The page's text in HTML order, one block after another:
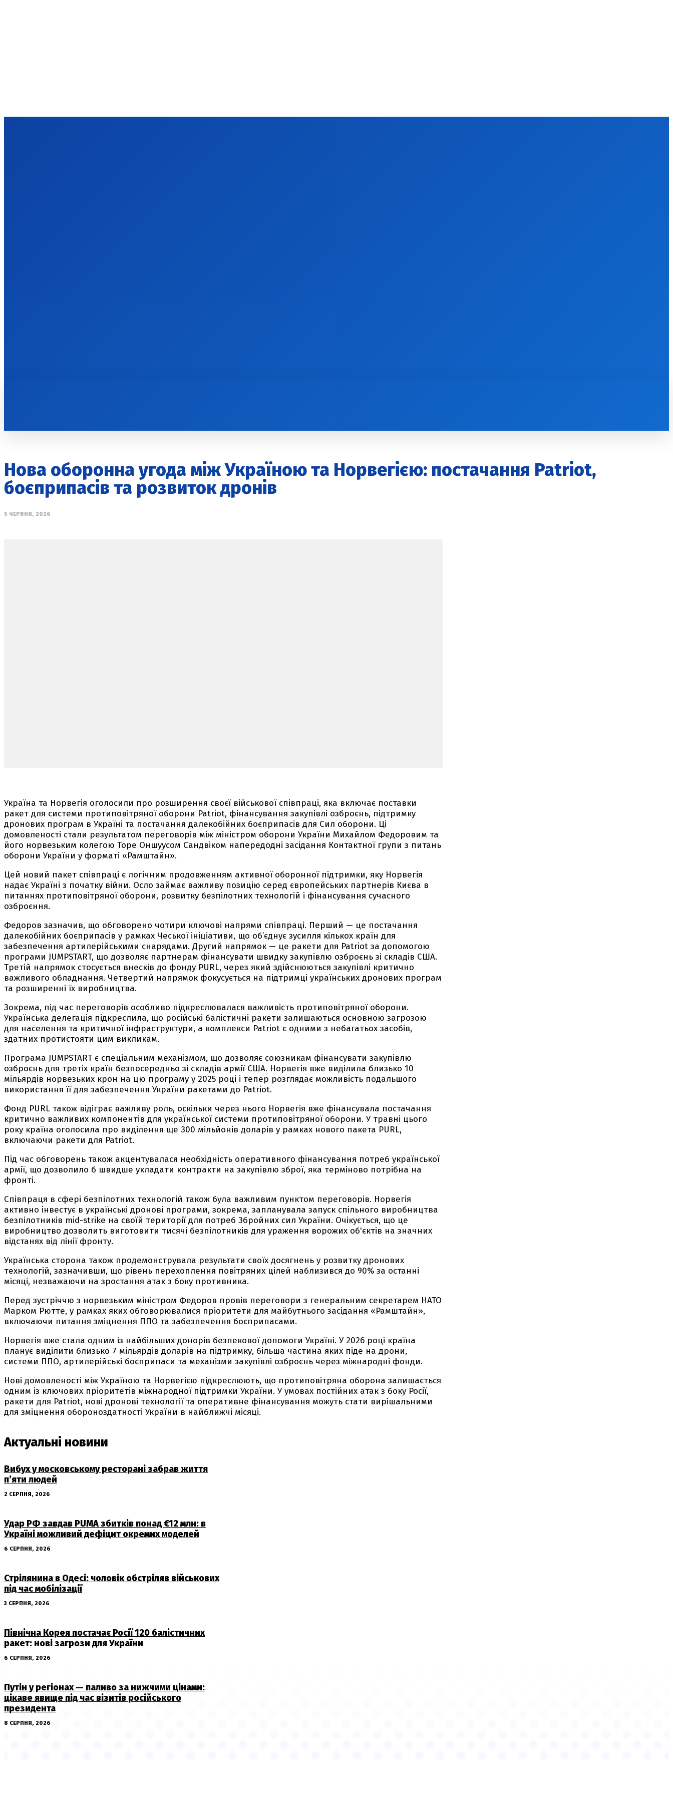
Нова оборонна угода між Україною та Норвегією: постачання Patriot,
боєприпасів та розвиток дронів
5 ЧЕРВНЯ, 2026
Україна та Норвегія оголосили про розширення своєї військової співпраці, яка включає поставки
ракет для системи протиповітряної оборони Patriot, фінансування закупівлі озброєнь, підтримку
дронових програм в Україні та постачання далекобійних боєприпасів для Сил оборони. Ці
домовленості стали результатом переговорів між міністром оборони України Михайлом Федоровим та
його норвезьким колегою Торе Оншуусом Сандвіком напередодні засідання Контактної групи з питань
оборони України у форматі «Рамштайн».
Цей новий пакет співпраці є логічним продовженням активної оборонної підтримки, яку Норвегія
надає Україні з початку війни. Осло займає важливу позицію серед європейських партнерів Києва в
питаннях протиповітряної оборони, розвитку безпілотних технологій і фінансування сучасного
озброєння.
Федоров зазначив, що обговорено чотири ключові напрями співпраці. Перший — це постачання
далекобійних боєприпасів у рамках Чеської ініціативи, що об’єднує зусилля кількох країн для
забезпечення артилерійськими снарядами. Другий напрямок — це ракети для Patriot за допомогою
програми JUMPSTART, що дозволяє партнерам фінансувати швидку закупівлю озброєнь зі складів США.
Третій напрямок стосується внесків до фонду PURL, через який здійснюються закупівлі критично
важливого обладнання. Четвертий напрямок фокусується на підтримці українських дронових програм
та розширенні їх виробництва.
Зокрема, під час переговорів особливо підкреслювалася важливість протиповітряної оборони.
Українська делегація підкреслила, що російські балістичні ракети залишаються основною загрозою
для населення та критичної інфраструктури, а комплекси Patriot є одними з небагатьох засобів,
здатних протистояти цим викликам.
Програма JUMPSTART є спеціальним механізмом, що дозволяє союзникам фінансувати закупівлю
озброєнь для третіх країн безпосередньо зі складів армії США. Норвегія вже виділила близько 10
мільярдів норвезьких крон на цю програму у 2025 році і тепер розглядає можливість подальшого
використання її для забезпечення України ракетами до Patriot.
Фонд PURL також відіграє важливу роль, оскільки через нього Норвегія вже фінансувала постачання
критично важливих компонентів для української системи протиповітряної оборони. У травні цього
року країна оголосила про виділення ще 300 мільйонів доларів у рамках нового пакета PURL,
включаючи ракети для Patriot.
Під час обговорень також акцентувалася необхідність оперативного фінансування потреб української
армії, що дозволило б швидше укладати контракти на закупівлю зброї, яка терміново потрібна на
фронті.
Співпраця в сфері безпілотних технологій також була важливим пунктом переговорів. Норвегія
активно інвестує в українські дронові програми, зокрема, запланувала запуск спільного виробництва
безпілотників mid-strike на своїй території для потреб Збройних сил України. Очікується, що це
виробництво дозволить виготовити тисячі безпілотників для ураження ворожих об'єктів на значних
відстанях від лінії фронту.
Українська сторона також продемонструвала результати своїх досягнень у розвитку дронових
технологій, зазначивши, що рівень перехоплення повітряних цілей наблизився до 90% за останні
місяці, незважаючи на зростання атак з боку противника.
Перед зустріччю з норвезьким міністром Федоров провів переговори з генеральним секретарем НАТО
Марком Рютте, у рамках яких обговорювалися пріоритети для майбутнього засідання «Рамштайн»,
включаючи питання зміцнення ППО та забезпечення боєприпасами.
Норвегія вже стала одним із найбільших донорів безпекової допомоги Україні. У 2026 році країна
планує виділити близько 7 мільярдів доларів на підтримку, більша частина яких піде на дрони,
системи ППО, артилерійські боєприпаси та механізми закупівлі озброєнь через міжнародні фонди.
Нові домовленості між Україною та Норвегією підкреслюють, що протиповітряна оборона залишається
одним із ключових пріоритетів міжнародної підтримки України. У умовах постійних атак з боку Росії,
ракети для Patriot, нові дронові технології та оперативне фінансування можуть стати вирішальними
для зміцнення обороноздатності України в найближчі місяці.
Актуальні новини
Вибух у московському ресторані забрав життя
п’яти людей
2 СЕРПНЯ, 2026
Удар РФ завдав PUMA збитків понад €12 млн: в
Україні можливий дефіцит окремих моделей
6 СЕРПНЯ, 2026
Стрілянина в Одесі: чоловік обстріляв військових
під час мобілізації
3 СЕРПНЯ, 2026
Північна Корея постачає Росії 120 балістичних
ракет: нові загрози для України
6 СЕРПНЯ, 2026
Путін у регіонах — паливо за нижчими цінами:
цікаве явище під час візитів російського
президента
8 СЕРПНЯ, 2026